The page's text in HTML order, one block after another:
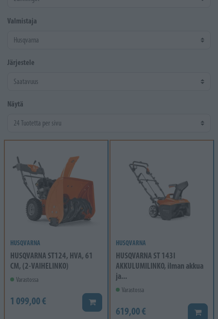
Valmistaja
Järjestele
Näytä
HUSQVARNA
HUSQVARNA ST124, HVA, 61
CM, (2-VAIHELINKO)
Varastossa
1 099,00 € Lisää koriin
HUSQVARNA
HUSQVARNA ST 143I
AKKULUMILINKO, ilman akkua
ja...
Varastossa
619,00 € Lisää